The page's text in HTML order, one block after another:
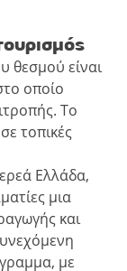
θεσμού είναι
οποίο
Το
τοπικές
Ελλάδα,
μια
και
με